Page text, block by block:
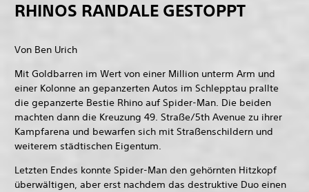
RHINOS RANDALE GESTOPPT
Von Ben Urich
Mit Goldbarren im Wert von einer Million unterm Arm und
einer Kolonne an gepanzerten Autos im Schlepptau prallte
die gepanzerte Bestie Rhino auf Spider-Man. Die beiden
machten dann die Kreuzung 49. Straße/5th Avenue zu ihrer
Kampfarena und bewarfen sich mit Straßenschildern und
weiterem städtischen Eigentum.
Letzten Endes konnte Spider-Man den gehörnten Hitzkopf
überwältigen, aber erst nachdem das destruktive Duo einen